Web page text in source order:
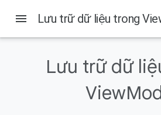
Trước khi bắt đầu
Điều kiện tiên quyết
Kiến thức bạn sẽ học được
Sản phẩm bạn sẽ tạo ra
menu
Lưu trữ dữ